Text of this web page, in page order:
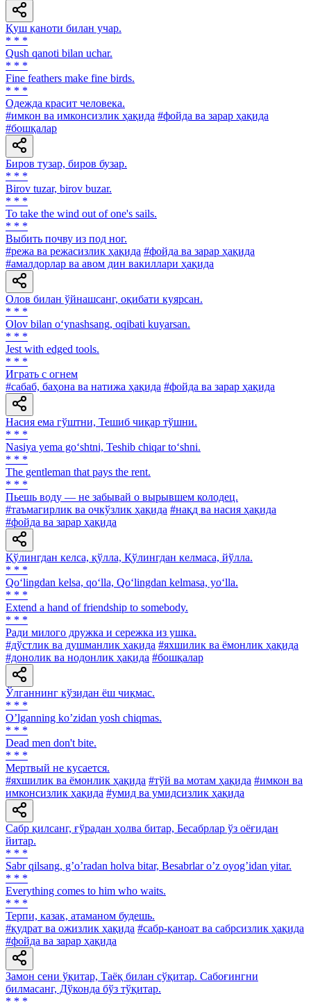
Қуш қаноти билан учар.
* * *
Qush qanoti bilan uchar.
* * *
Fine feathers make fine birds.
* * *
Одежда красит человека.
#имкон ва имконсизлик ҳақида #фойда ва зарар ҳақида
#бошқалар
Биров тузар, биров бузар.
* * *
Birov tuzar, birov buzar.
* * *
To take the wind out of one's sails.
* * *
Выбить почву из под ног.
#режа ва режасизлик ҳақида #фойда ва зарар ҳақида
#амалдорлар ва авом дин вакиллари ҳақида
Олов билан ўйнашсанг, оқибати куярсан.
* * *
Olov bilan o‘ynashsang, oqibati kuyarsan.
* * *
Jest with edged tools.
* * *
Играть с огнем
#сабаб, баҳона ва натижа ҳақида #фойда ва зарар ҳақида
Насия ема гўштни, Тешиб чиқар тўшни.
* * *
Nasiya yema go‘shtni, Teshib chiqar to‘shni.
* * *
The gentleman that pays the rent.
* * *
Пьешь воду — не забывай о вырывшем колодец.
#таъмагирлик ва очкўзлик ҳақида #нақд ва насия ҳақида
#фойда ва зарар ҳақида
Қўлингдан келса, қўлла, Қўлингдан келмаса, йўлла.
* * *
Qo‘lingdan kelsa, qo‘lla, Qo‘lingdan kelmasa, yo‘lla.
* * *
Extend a hand of friendship to somebody.
* * *
Ради милого дружка и сережка из ушка.
#дўстлик ва душманлик ҳақида #яхшилик ва ёмонлик ҳақида
#донолик ва нодонлик ҳақида #бошқалар
Ўлганнинг кўзидан ёш чиқмас.
* * *
Oʼlganning koʼzidan yosh chiqmas.
* * *
Dead men don't bite.
* * *
Мертвый не кусается.
#яхшилик ва ёмонлик ҳақида #тўй ва мотам ҳақида #имкон ва
имконсизлик ҳақида #умид ва умидсизлик ҳақида
Сабр қилсанг, ғўрадан ҳолва битар, Бесабрлар ўз оёғидан
йитар.
* * *
Sabr qilsang, gʼoʼradan holva bitar, Besabrlar oʼz oyogʼidan yitar.
* * *
Everything comes to him who waits.
* * *
Терпи, казак, атаманом будешь.
#қудрат ва ожизлик ҳақида #сабр-қаноат ва сабрсизлик ҳақида
#фойда ва зарар ҳақида
Замон сени ўқитар, Таёқ билан сўқитар. Сабоғингни
билмасанг, Дўконда бўз тўқитар.
* * *